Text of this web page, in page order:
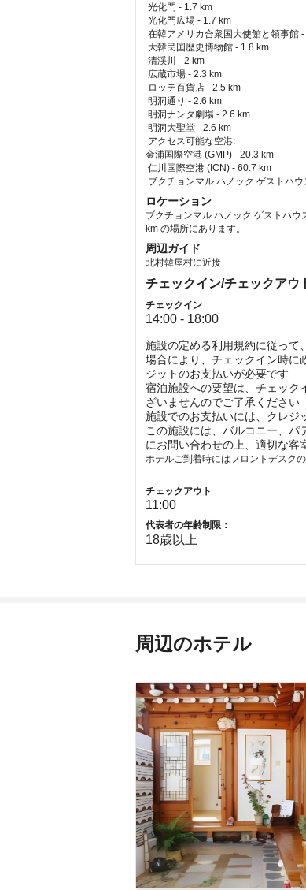
光化門 - 1.7 km
光化門広場 - 1.7 km
在韓アメリカ合衆国大使館と領事館
大韓民国歴史博物館 - 1.8 km
清渓川 - 2 km
広蔵市場 - 2.3 km
ロッテ百貨店 - 2.5 km
明洞通り - 2.6 km
明洞ナンタ劇場 - 2.6 km
明洞大聖堂 - 2.6 km
アクセス可能な空港:
金浦国際空港 (GMP) - 20.3 km
仁川国際空港 (ICN) - 60.7 km
ブクチョンマル ハノック ゲストハ
ロケーション
ブクチョンマル ハノック ゲストハ
km の場所にあります。
周辺ガイド
北村韓屋村に近接
チェックイン/チェックアウ
チェックイン
14:00 - 18:00
施設の定める利用規約に従って
場合により、チェックイン時に
ジットのお支払いが必要です
宿泊施設への要望は、チェック
ざいませんのでご了承ください
施設でのお支払いには、クレジ
この施設には、バルコニー、
にお問い合わせの上、適切な客
ホテルご到着時にはフロントデスク
チェックアウト
11:00
代表者の年齢制限：
18歳以上
周辺のホテル